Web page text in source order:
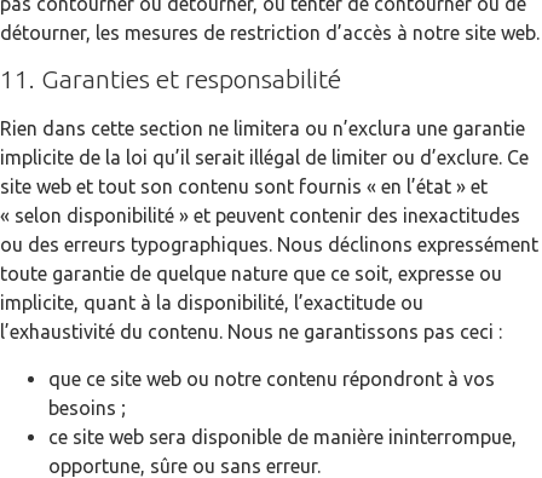
détourner, les mesures de restriction d’accès à notre site web.
11. Garanties et responsabilité
Rien dans cette section ne limitera ou n’exclura une garantie
implicite de la loi qu’il serait illégal de limiter ou d’exclure. Ce
site web et tout son contenu sont fournis « en l’état » et
« selon disponibilité » et peuvent contenir des inexactitudes
ou des erreurs typographiques. Nous déclinons expressément
toute garantie de quelque nature que ce soit, expresse ou
implicite, quant à la disponibilité, l’exactitude ou
l’exhaustivité du contenu. Nous ne garantissons pas ceci :
que ce site web ou notre contenu répondront à vos
besoins ;
ce site web sera disponible de manière ininterrompue,
opportune, sûre ou sans erreur.